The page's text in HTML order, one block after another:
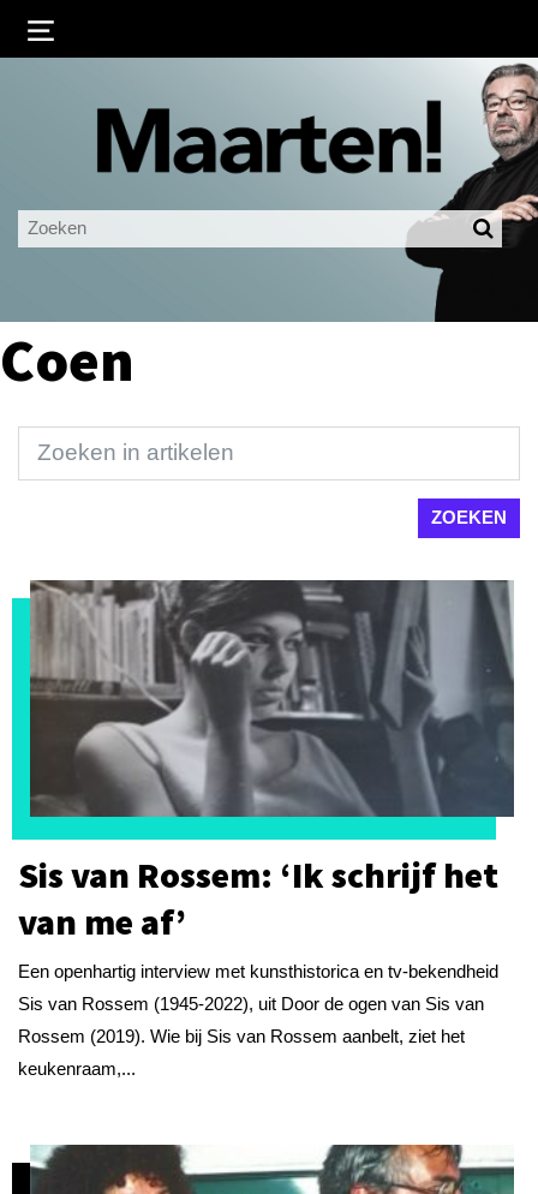
Ingelogd blijven
LOGIN
Coen
Sis van Rossem: ‘Ik schrijf het
van me af’
Een openhartig interview met kunsthistorica en tv-bekendheid
Sis van Rossem (1945-2022), uit Door de ogen van Sis van
Rossem (2019). Wie bij Sis van Rossem aanbelt, ziet het
keukenraam,...